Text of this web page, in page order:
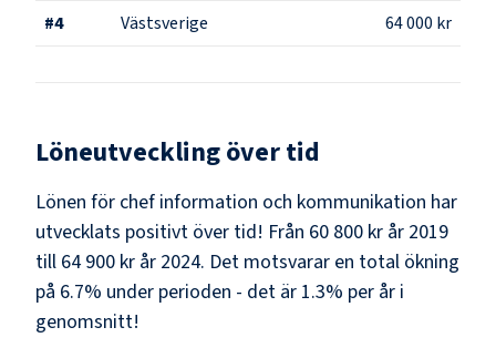
#4 Västsverige 64 000 kr
Löneutveckling över tid
Lönen för chef information och kommunikation har
utvecklats positivt över tid! Från 60 800 kr år 2019
till 64 900 kr år 2024. Det motsvarar en total ökning
på 6.7% under perioden - det är 1.3% per år i
genomsnitt!